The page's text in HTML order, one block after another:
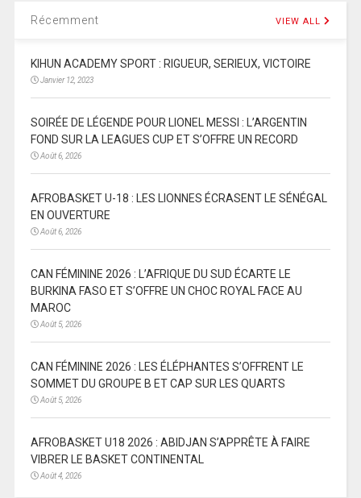
Récemment VIEW ALL
KIHUN ACADEMY SPORT : RIGUEUR, SERIEUX, VICTOIRE
Janvier 12, 2023
SOIRÉE DE LÉGENDE POUR LIONEL MESSI : L’ARGENTIN
FOND SUR LA LEAGUES CUP ET S’OFFRE UN RECORD
Août 6, 2026
AFROBASKET U-18 : LES LIONNES ÉCRASENT LE SÉNÉGAL
EN OUVERTURE
Août 6, 2026
CAN FÉMININE 2026 : L’AFRIQUE DU SUD ÉCARTE LE
BURKINA FASO ET S’OFFRE UN CHOC ROYAL FACE AU
MAROC
Août 5, 2026
CAN FÉMININE 2026 : LES ÉLÉPHANTES S’OFFRENT LE
SOMMET DU GROUPE B ET CAP SUR LES QUARTS
Août 5, 2026
AFROBASKET U18 2026 : ABIDJAN S’APPRÊTE À FAIRE
VIBRER LE BASKET CONTINENTAL
Août 4, 2026